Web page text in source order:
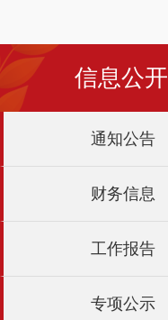
信息公开
通知公告
财务信息
工作报告
专项公示